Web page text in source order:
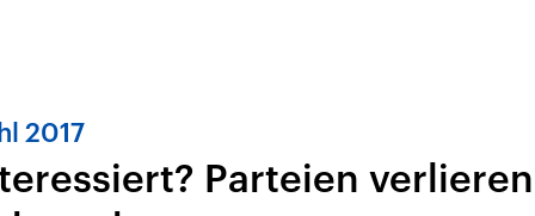
Nahostkonflikt
Iran
2017
Parteien verlieren